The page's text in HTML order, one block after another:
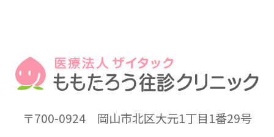
〒700-0924岡山市北区大元1丁目1番29号